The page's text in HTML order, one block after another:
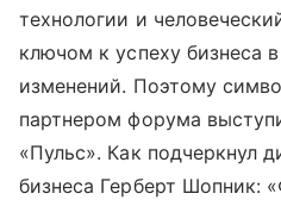
технологии и
ключом к успеху бизнеса
изменений. Поэтому
партнером форума
«Пульс». Как подчеркнул
бизнеса Герберт Шопник: